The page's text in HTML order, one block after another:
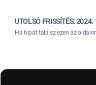
UTOLSÓ FRISSÍTÉS:2024.
Ha hibát találsz ezen az